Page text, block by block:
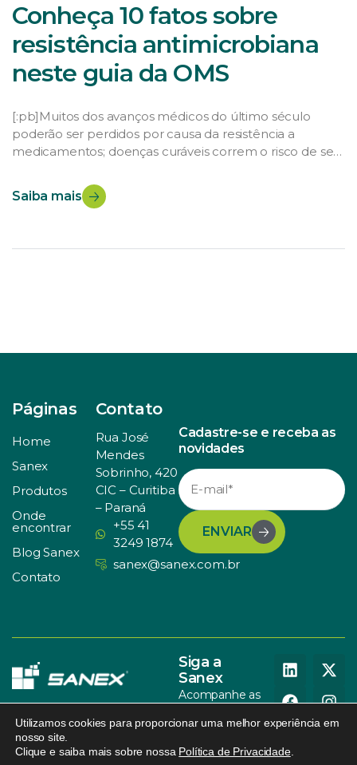
Conheça 10 fatos sobre
resistência antimicrobiana
neste guia da OMS
[:pb]Muitos dos avanços médicos do último século
poderão ser perdidos por causa da resistência a
medicamentos; doenças curáveis correm o risco de se
leva à resistência e como governos e sociedade podem
reagir ao problema. De acordo com a Organização
Saiba mais
Páginas
Home
Sanex
Produtos
Onde
encontrar
Blog Sanex
Contato
Contato
Rua José
Mendes
Sobrinho, 420
CIC – Curitiba
– Paraná
+55 41
3249 1874
sanex@sanex.com.br
Cadastre-se e receba as
novidades
ENVIAR
Siga a
Sanex
Acompanhe as
sociais
© SANEX. Todos os direitos Política de Privacidade
Utilizamos cookies para proporcionar uma melhor experiência em
nosso site.
Clique e saiba mais sobre nossa Política de Privacidade.